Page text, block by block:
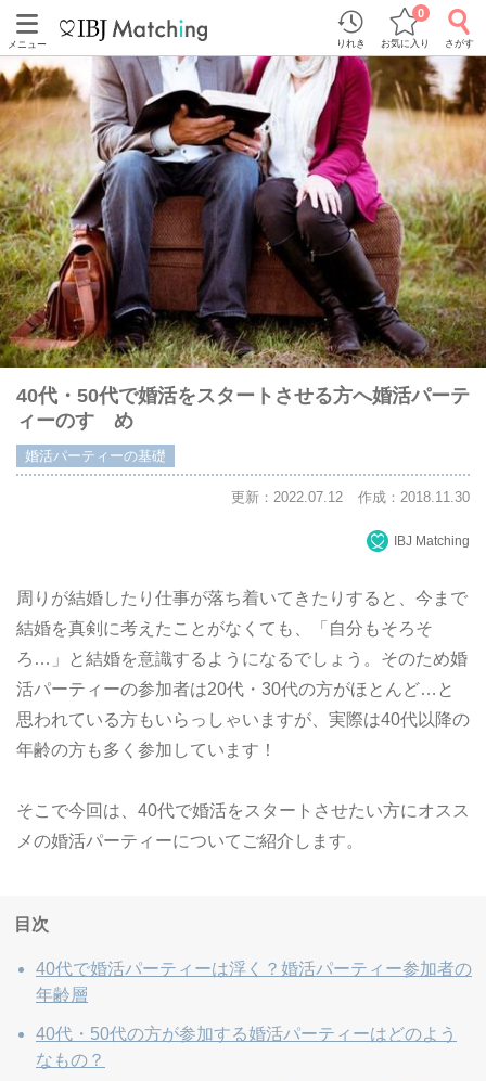
メニュー りれき お気に入り
0
さがす
40代・50代で婚活をスタートさせる方へ婚活パーテ
ィーのすゝめ
婚活パーティーの基礎
更新：2022.07.12 作成：2018.11.30
IBJ Matching
周りが結婚したり仕事が落ち着いてきたりすると、今まで
結婚を真剣に考えたことがなくても、「自分もそろそ
ろ…」と結婚を意識するようになるでしょう。そのため婚
活パーティーの参加者は20代・30代の方がほとんど…と
思われている方もいらっしゃいますが、実際は40代以降の
年齢の方も多く参加しています！
そこで今回は、40代で婚活をスタートさせたい方にオスス
メの婚活パーティーについてご紹介します。
目次
40代で婚活パーティーは浮く？婚活パーティー参加者の
年齢層
40代・50代の方が参加する婚活パーティーはどのよう
なもの？